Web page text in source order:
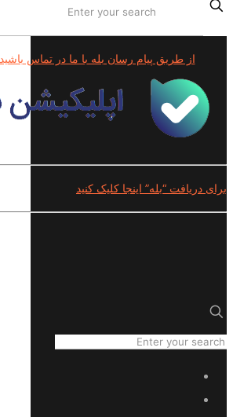
از طریق پیام رسان بله با ما در تماس باشید
برای دریافت “بله” اینجا کلیک کنید